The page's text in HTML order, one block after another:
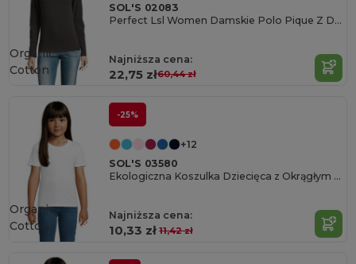
SOL'S 02083
Perfect Lsl Women Damskie Polo Pique Z Długim Rękawem
Najniższa cena:
22,75 zł60,44 zł
Organic
Cotton
-25%
+12
SOL'S 03580
Ekologiczna Koszulka Dziecięca z Okrągłym Dekoltem
Najniższa cena:
10,33 zł 11,42 zł
Organic
Cotton